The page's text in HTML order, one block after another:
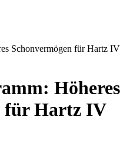
Schonvermögen für Hartz IV
Höheres
für Hartz IV